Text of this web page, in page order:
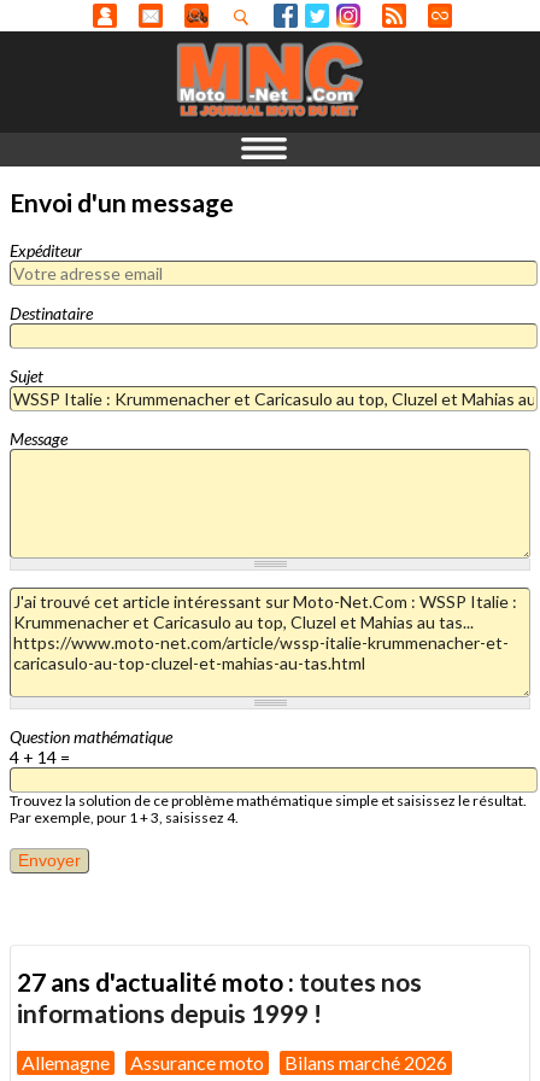
Envoi d'un message
Expéditeur
Destinataire
Sujet
Message
Question mathématique
4 + 14 =
Trouvez la solution de ce problème mathématique simple et saisissez le résultat.
Par exemple, pour 1 + 3, saisissez 4.
27 ans d'actualité moto : toutes nos
informations depuis 1999 !
Allemagne Assurance moto Bilans marché 2026